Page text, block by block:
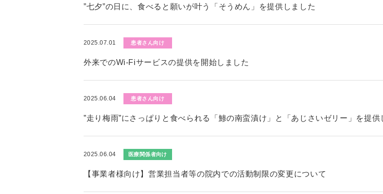
”七夕”の日に、食べると願いが叶う「そうめん」を提供しました
2025.07.01 患者さん向け
外来でのWi-Fiサービスの提供を開始しました
2025.06.04 患者さん向け
”走り梅雨”にさっぱりと食べられる「鯵の南蛮漬け」と「あじさいゼリー」を提供
2025.06.04 医療関係者向け
【事業者様向け】営業担当者等の院内での活動制限の変更について